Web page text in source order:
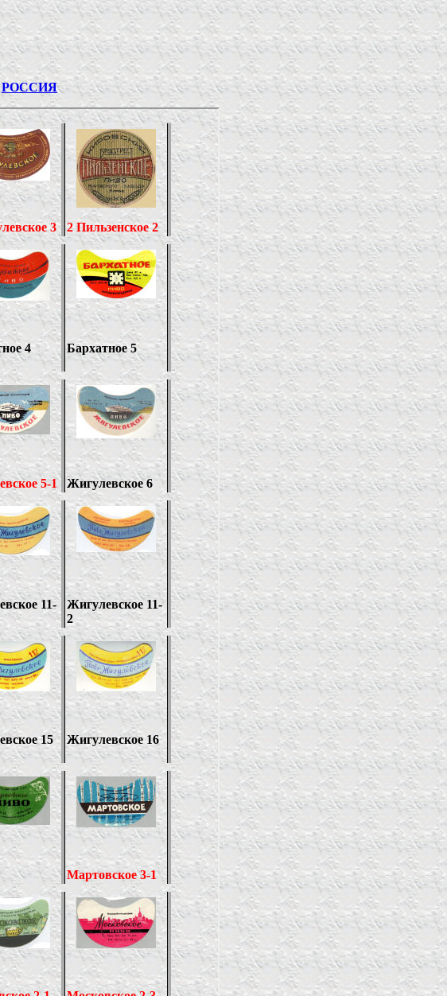
РОССИЯ